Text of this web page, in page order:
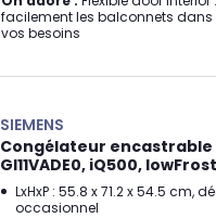
facilement les balconnets dans
vos besoins
SIEMENS
Congélateur encastrable
GI11VADE0, iQ500, lowFrost
LxHxP : 55.8 x 71.2 x 54.5 cm,
occasionnel